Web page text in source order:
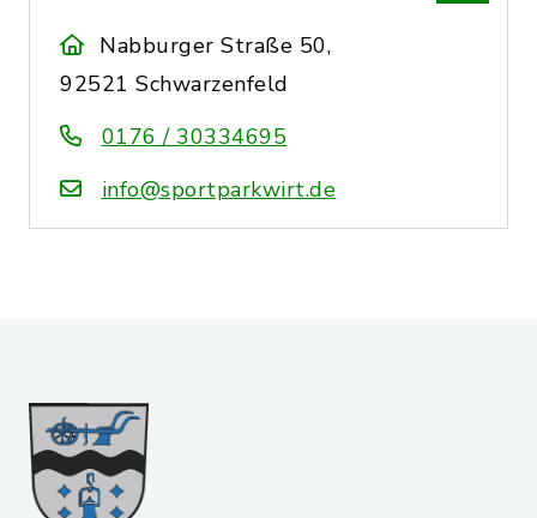
Nabburger Straße 50,
92521 Schwarzenfeld
0176 / 30334695
info@sportparkwirt.de